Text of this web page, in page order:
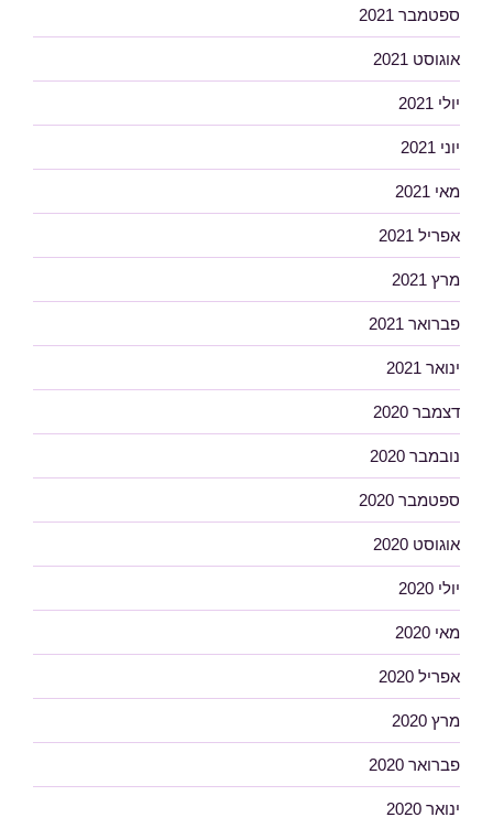
ספטמבר 2021
אוגוסט 2021
יולי 2021
יוני 2021
מאי 2021
אפריל 2021
מרץ 2021
פברואר 2021
ינואר 2021
דצמבר 2020
נובמבר 2020
ספטמבר 2020
אוגוסט 2020
יולי 2020
מאי 2020
אפריל 2020
מרץ 2020
פברואר 2020
ינואר 2020